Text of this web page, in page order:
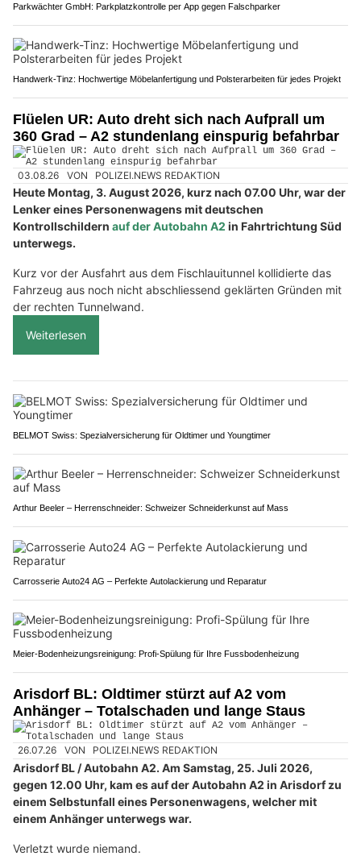
Parkwächter GmbH: Parkplatzkontrolle per App gegen Falschparker
Handwerk-Tinz: Hochwertige Möbelanfertigung und Polsterarbeiten für jedes Projekt
Flüelen UR: Auto dreht sich nach Aufprall um
360 Grad – A2 stundenlang einspurig befahrbar
03.08.26 VON POLIZEI.NEWS REDAKTION
Heute Montag, 3. August 2026, kurz nach 07.00 Uhr, war der
Lenker eines Personenwagens mit deutschen
Kontrollschildern auf der Autobahn A2 in Fahrtrichtung Süd
unterwegs.
Kurz vor der Ausfahrt aus dem Fischlauitunnel kollidierte das
Fahrzeug aus noch nicht abschliessend geklärten Gründen mit
der rechten Tunnelwand.
Weiterlesen
BELMOT Swiss: Spezialversicherung für Oldtimer und Youngtimer
Arthur Beeler – Herrenschneider: Schweizer Schneiderkunst auf Mass
Carrosserie Auto24 AG – Perfekte Autolackierung und Reparatur
Meier-Bodenheizungsreinigung: Profi-Spülung für Ihre Fussbodenheizung
Arisdorf BL: Oldtimer stürzt auf A2 vom
Anhänger – Totalschaden und lange Staus
26.07.26 VON POLIZEI.NEWS REDAKTION
Arisdorf BL / Autobahn A2. Am Samstag, 25. Juli 2026,
gegen 12.00 Uhr, kam es auf der Autobahn A2 in Arisdorf zu
einem Selbstunfall eines Personenwagens, welcher mit
einem Anhänger unterwegs war.
Verletzt wurde niemand.